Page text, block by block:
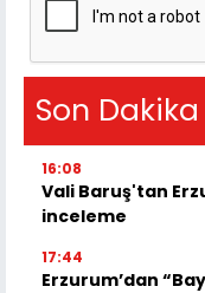
Son Dakika
16:08
Vali Baruş'tan
inceleme
17:44
Erzurum’dan